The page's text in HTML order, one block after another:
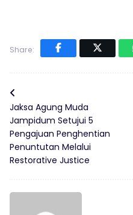
Share:
Jaksa Agung Muda
Jampidum Setujui 5
Pengajuan Penghentian
Penuntutan Melalui
Restorative Justice